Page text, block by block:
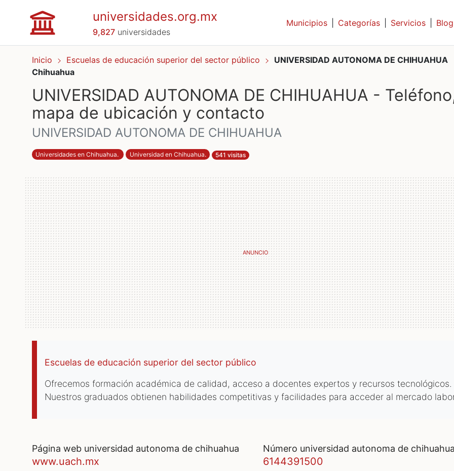
universidades.org.mx
9,827universidades
Municipios Categorías Servicios Blog
Inicio Escuelas de educación superior del sector público
UNIVERSIDAD AUTONOMA DE CHIHUAHUA
Chihuahua
UNIVERSIDAD AUTONOMA DE CHIHUAHUA -
mapa de ubicación y contacto
UNIVERSIDAD AUTONOMA DE CHIHUAHUA
Universidades en Chihuahua. Universidad en Chihuahua. 541 visitas
Escuelas de educación superior del sector público
Ofrecemos formación académica de calidad, acceso a docentes expertos y recursos tecnológicos.
Nuestros graduados obtienen habilidades competitivas y facilidades para acceder al mercado
página web universidad autonoma de chihuahua
www.uach.mx
número universidad autonoma de
6144391500